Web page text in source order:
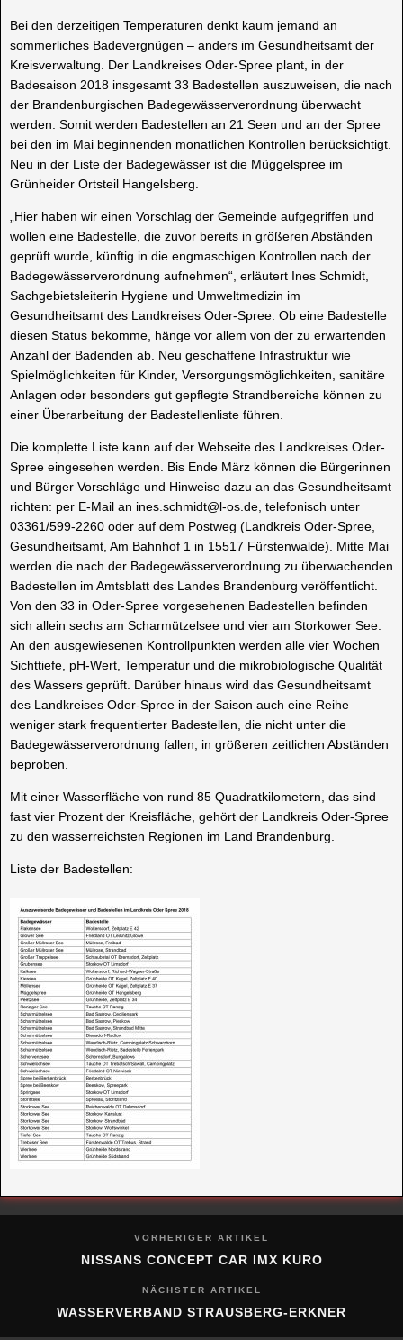
Bei den derzeitigen Temperaturen denkt kaum jemand an
sommerliches Badevergnügen – anders im Gesundheitsamt der
Kreisverwaltung. Der Landkreises Oder-Spree plant, in der
Badesaison 2018 insgesamt 33 Badestellen auszuweisen, die nach
der Brandenburgischen Badegewässerverordnung überwacht
werden. Somit werden Badestellen an 21 Seen und an der Spree
bei den im Mai beginnenden monatlichen Kontrollen berücksichtigt.
Neu in der Liste der Badegewässer ist die Müggelspree im
Grünheider Ortsteil Hangelsberg.
„Hier haben wir einen Vorschlag der Gemeinde aufgegriffen und
wollen eine Badestelle, die zuvor bereits in größeren Abständen
geprüft wurde, künftig in die engmaschigen Kontrollen nach der
Badegewässerverordnung aufnehmen“, erläutert Ines Schmidt,
Sachgebietsleiterin Hygiene und Umweltmedizin im
Gesundheitsamt des Landkreises Oder-Spree. Ob eine Badestelle
diesen Status bekomme, hänge vor allem von der zu erwartenden
Anzahl der Badenden ab. Neu geschaffene Infrastruktur wie
Spielmöglichkeiten für Kinder, Versorgungsmöglichkeiten, sanitäre
Anlagen oder besonders gut gepflegte Strandbereiche können zu
einer Überarbeitung der Badestellenliste führen.
Die komplette Liste kann auf der Webseite des Landkreises Oder-
Spree eingesehen werden. Bis Ende März können die Bürgerinnen
und Bürger Vorschläge und Hinweise dazu an das Gesundheitsamt
richten: per E-Mail an ines.schmidt@l-os.de, telefonisch unter
03361/599-2260 oder auf dem Postweg (Landkreis Oder-Spree,
Gesundheitsamt, Am Bahnhof 1 in 15517 Fürstenwalde). Mitte Mai
werden die nach der Badegewässerverordnung zu überwachenden
Badestellen im Amtsblatt des Landes Brandenburg veröffentlicht.
Von den 33 in Oder-Spree vorgesehenen Badestellen befinden
sich allein sechs am Scharmützelsee und vier am Storkower See.
An den ausgewiesenen Kontrollpunkten werden alle vier Wochen
Sichttiefe, pH-Wert, Temperatur und die mikrobiologische Qualität
des Wassers geprüft. Darüber hinaus wird das Gesundheitsamt
des Landkreises Oder-Spree in der Saison auch eine Reihe
weniger stark frequentierter Badestellen, die nicht unter die
Badegewässerverordnung fallen, in größeren zeitlichen Abständen
beproben.
Mit einer Wasserfläche von rund 85 Quadratkilometern, das sind
fast vier Prozent der Kreisfläche, gehört der Landkreis Oder-Spree
zu den wasserreichsten Regionen im Land Brandenburg.
Liste der Badestellen:
VORHERIGER ARTIKEL
NISSANS CONCEPT CAR IMX KURO
NÄCHSTER ARTIKEL
WASSERVERBAND STRAUSBERG-ERKNER